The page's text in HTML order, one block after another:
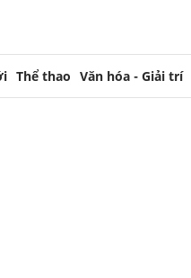
Thể thao Văn hóa - Giải trí